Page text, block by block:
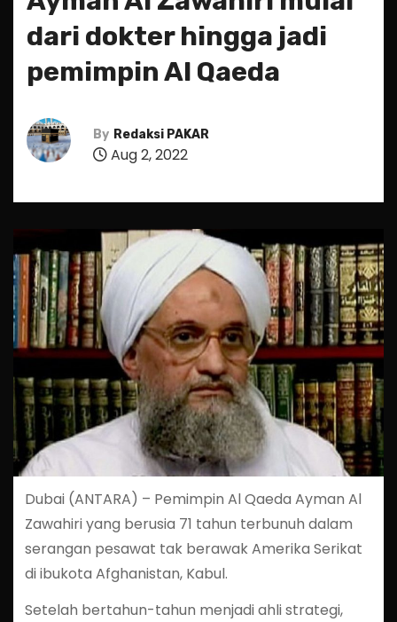
dari dokter hingga jadi
pemimpin Al Qaeda
By Redaksi PAKAR
Aug 2, 2022
Dubai (ANTARA) – Pemimpin Al Qaeda Ayman Al
Zawahiri yang berusia 71 tahun terbunuh dalam
serangan pesawat tak berawak Amerika Serikat
di ibukota Afghanistan, Kabul.
Setelah bertahun-tahun menjadi ahli strategi,